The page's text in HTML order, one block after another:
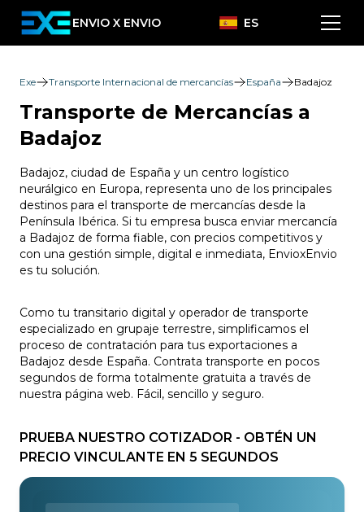
ENVIO X ENVIO ES
Exe Transporte Internacional de mercancías España Badajoz
Transporte de Mercancías a
Badajoz
Badajoz, ciudad de España y un centro logístico
neurálgico en Europa, representa uno de los principales
destinos para el transporte de mercancías desde la
Península Ibérica. Si tu empresa busca enviar mercancía
a Badajoz de forma fiable, con precios competitivos y
con una gestión simple, digital e inmediata, EnvioxEnvio
es tu solución.
Como tu transitario digital y operador de transporte
especializado en grupaje terrestre, simplificamos el
proceso de contratación para tus exportaciones a
Badajoz desde España. Contrata transporte en pocos
segundos de forma totalmente gratuita a través de
nuestra página web. Fácil, sencillo y seguro.
PRUEBA NUESTRO COTIZADOR - OBTÉN UN
PRECIO VINCULANTE EN 5 SEGUNDOS